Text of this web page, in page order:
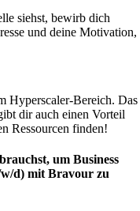
siehst, bewirb dich
und deine Motivation,
Hyperscaler-Bereich. Das
dir auch einen Vorteil
Ressourcen finden!
um Business
d) mit Bravour zu